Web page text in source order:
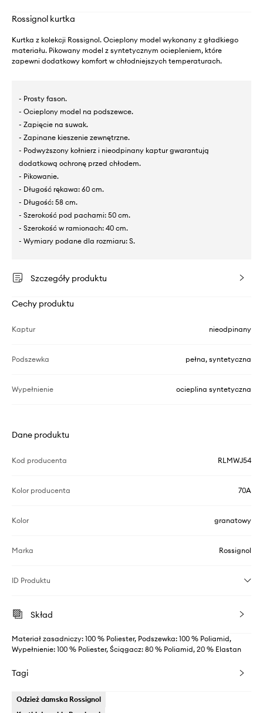
Rossignol kurtka
Kurtka z kolekcji Rossignol. Ocieplony model wykonany z gładkiego
materiału. Pikowany model z syntetycznym ociepleniem, które
zapewni dodatkowy komfort w chłodniejszych temperaturach.
- Prosty fason.
- Ocieplony model na podszewce.
- Zapięcie na suwak.
- Zapinane kieszenie zewnętrzne.
- Podwyższony kołnierz i nieodpinany kaptur gwarantują
dodatkową ochronę przed chłodem.
- Pikowanie.
- Długość rękawa: 60 cm.
- Długość: 58 cm.
- Szerokość pod pachami: 50 cm.
- Szerokość w ramionach: 40 cm.
- Wymiary podane dla rozmiaru: S.
Szczegóły produktu
Cechy produktu
Kaptur nieodpinany
Podszewka pełna, syntetyczna
Wypełnienie ocieplina syntetyczna
Dane produktu
Kod producenta RLMWJ54
Kolor producenta 70A
Kolor granatowy
Marka Rossignol
ID Produktu
Skład
Materiał zasadniczy: 100 % Poliester, Podszewka: 100 % Poliamid,
Wypełnienie: 100 % Poliester, Ściągacz: 80 % Poliamid, 20 % Elastan
Tagi
Odzież damska Rossignol